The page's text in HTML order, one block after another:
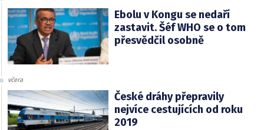
Ebolu v Kongu se nedaří
zastavit. Šéf WHO se o tom
přesvědčil osobně
včera
České dráhy přepravily
nejvíce cestujících od roku
2019